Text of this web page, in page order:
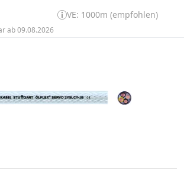
VE: 1000m (empfohlen)
ab 09.08.2026